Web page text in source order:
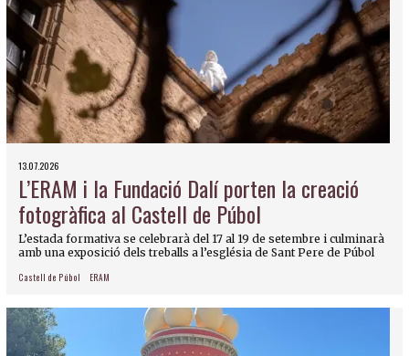
13.07.2026
L’ERAM i la Fundació Dalí porten la creació
fotogràfica al Castell de Púbol
L’estada formativa se celebrarà del 17 al 19 de setembre i culminarà
amb una exposició dels treballs a l’església de Sant Pere de Púbol
Castell de Púbol ERAM